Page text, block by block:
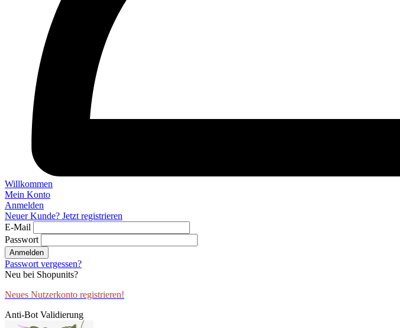
Willkommen
Mein Konto
Anmelden
Neuer Kunde? Jetzt registrieren
E-Mail
Passwort
Anmelden
Passwort vergessen?
Neu bei Shopunits?
Neues Nutzerkonto registrieren!
Anti-Bot Validierung